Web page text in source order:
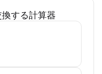
する計算器